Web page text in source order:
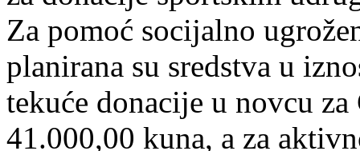
Za pomoć socijalno
planirana su sredstva u
tekuće donacije u novcu
41.000,00 kuna, a za